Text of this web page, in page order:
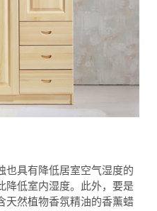
也具有降低居室空气湿度的
降低室内湿度。此外，要是
天然植物香氛精油的香薰蜡